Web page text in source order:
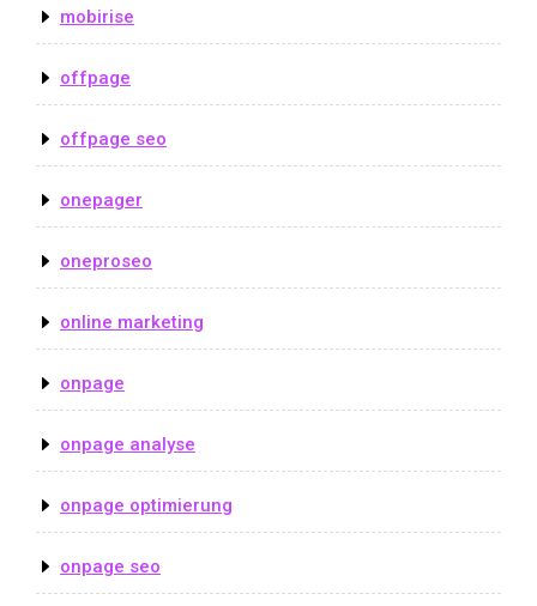
mobirise
offpage
offpage seo
onepager
oneproseo
online marketing
onpage
onpage analyse
onpage optimierung
onpage seo